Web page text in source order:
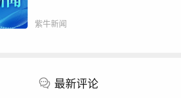
紫牛新闻
最新评论